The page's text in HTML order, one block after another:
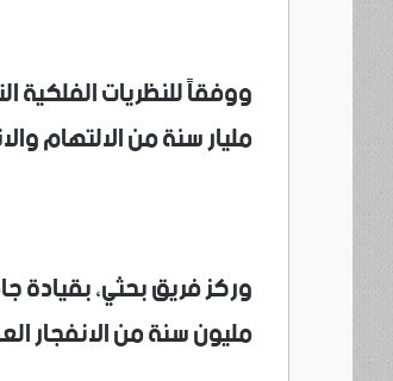
ووفقاً للنظريات الفلكية
مليار سنة من الالتهام
مليون سنة من الانفجار